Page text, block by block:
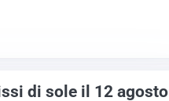
di sole il 12 agosto